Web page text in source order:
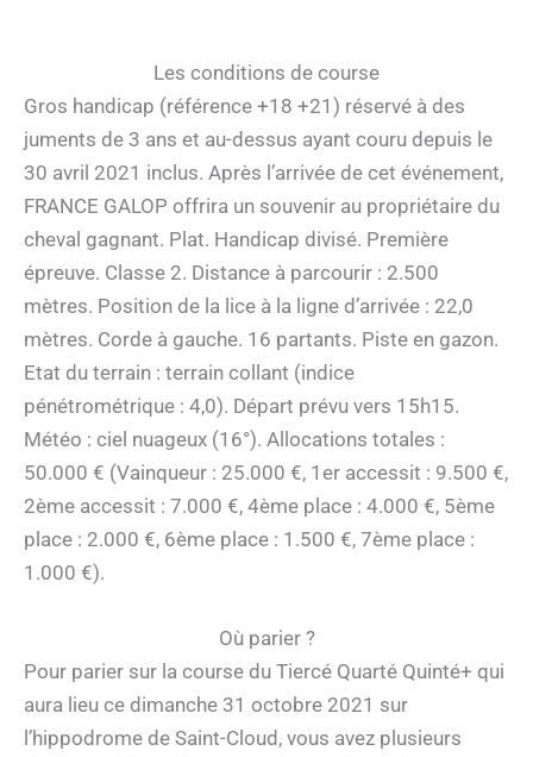
Les conditions de course
Gros handicap (référence +18 +21) réservé à des
juments de 3 ans et au-dessus ayant couru depuis le
30 avril 2021 inclus. Après l’arrivée de cet événement,
FRANCE GALOP offrira un souvenir au propriétaire du
cheval gagnant. Plat. Handicap divisé. Première
épreuve. Classe 2. Distance à parcourir : 2.500
mètres. Position de la lice à la ligne d’arrivée : 22,0
mètres. Corde à gauche. 16 partants. Piste en gazon.
Etat du terrain : terrain collant (indice
pénétrométrique : 4,0). Départ prévu vers 15h15.
Météo : ciel nuageux (16°). Allocations totales :
50.000 € (Vainqueur : 25.000 €, 1er accessit : 9.500 €,
2ème accessit : 7.000 €, 4ème place : 4.000 €, 5ème
place : 2.000 €, 6ème place : 1.500 €, 7ème place :
1.000 €).
Où parier ?
Pour parier sur la course du Tiercé Quarté Quinté+ qui
aura lieu ce dimanche 31 octobre 2021 sur
l’hippodrome de Saint-Cloud, vous avez plusieurs